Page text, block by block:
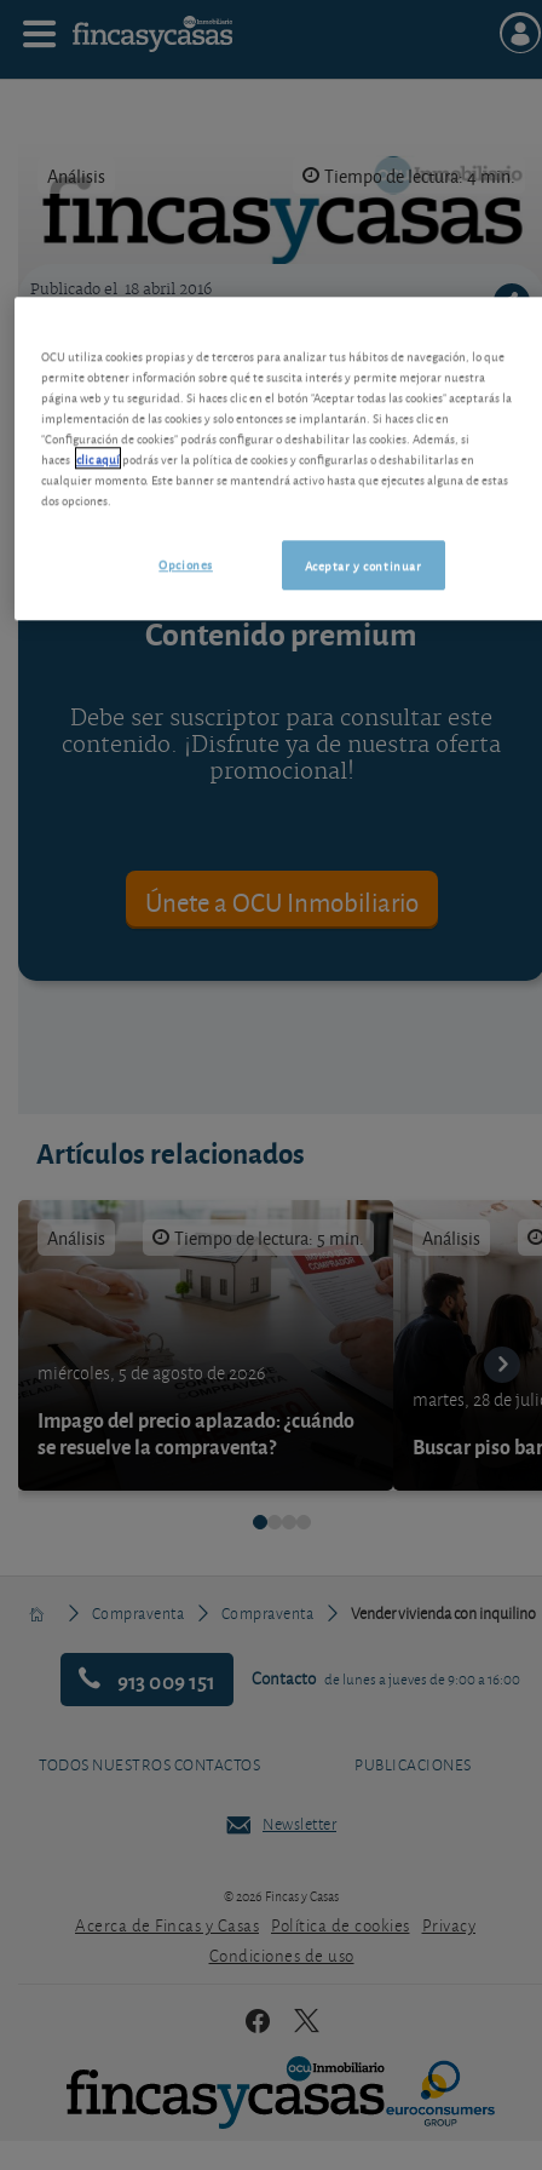
Análisis Tiempo de lectura: 4 min.
Publicado el 18 abril 2016
Vender vivienda con inquilino
Tener un inquilino puede ser una ventaja a la hora
de vender una vivienda. Hay precauciones que no
debe olvidar, antes y durante la venta.
Contenido premium
Debe ser suscriptor para consultar este
contenido. ¡Disfrute ya de nuestra oferta
promocional!
Únete a OCU Inmobiliario
Artículos relacionados
Análisis Tiempo de lectura: 5 min.
miércoles, 5 de agosto de 2026
Impago del precio aplazado: ¿cuándo
se resuelve la compraventa?
Análisis
martes, 28 de
Buscar piso
Compraventa Compraventa Vender vivienda con inquilino
913 009 151 Contacto de lunes a jueves de 9:00 a 16:00
TODOS NUESTROS CONTACTOS PUBLICACIONES
Newsletter
© 2026 Fincas y Casas
Acerca de Fincas y Casas Política de cookies
Privacy
Condiciones de uso
OCU utiliza cookies propias y de terceros para analizar tus hábitos de navegación, lo que
permite obtener información sobre qué te suscita interés y permite mejorar nuestra
página web y tu seguridad. Si haces clic en el botón "Aceptar todas las cookies" aceptarás la
implementación de las cookies y solo entonces se implantarán. Si haces clic en
"Configuración de cookies" podrás configurar o deshabilitar las cookies. Además, si
haces clic aquípodrás ver la política de cookies y configurarlas o deshabilitarlas en
cualquier momento. Este banner se mantendrá activo hasta que ejecutes alguna de estas
dos opciones.
Aceptar y continuar
Opciones